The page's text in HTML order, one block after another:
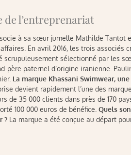
de l’entreprenariat
à sa sœur jumelle Mathilde Tantot
En avril 2016, les trois associés
scrupuleusement sélectionné par les
père paternel d’origine iranienne.
La marque Khassani Swimwear,
devient rapidement l’une des
de 35 000 clients dans près de 170
100 000 euros de bénéfice. Quels
? La marque a été conçue au départ